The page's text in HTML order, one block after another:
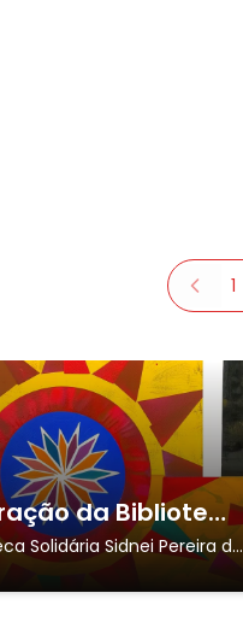
1
Reinauguração da Biblioteca Solidária SPR - Biblioteca Integrativa
Solidária Sidnei Pereira da
São José dos Campos